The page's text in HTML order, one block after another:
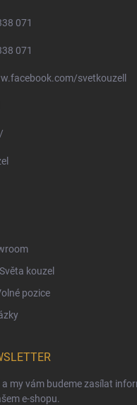
zboží
osobních údajů
a autorská práva
071
071
svetkouzell
kouzel
pozice
my vám budeme zasílat
e-shopu.